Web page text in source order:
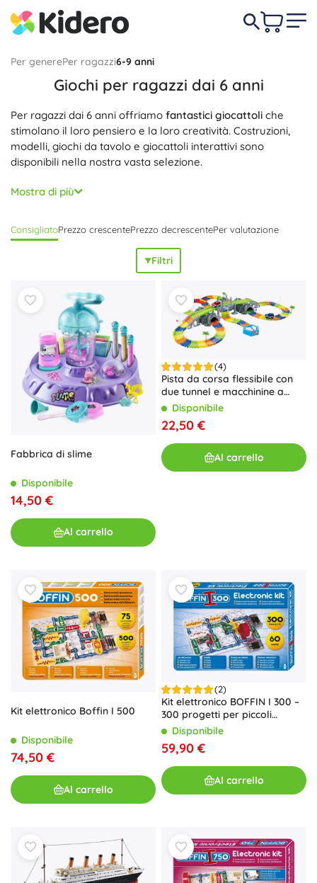
Per generePer ragazzi6-9 anni
Giochi per ragazzi dai 6 anni
Per ragazzi dai 6 anni offriamo fantastici giocattoli che
stimolano il loro pensiero e la loro creatività. Costruzioni,
modelli, giochi da tavolo e giocattoli interattivi sono
disponibili nella nostra vasta selezione.
Tutti i prodotti sono
autonomi o in compagnia di amici. Scopri il regalo perfetto
Mostra di più
ConsigliatoPrezzo crescentePrezzo decrescentePer valutazione
Filtri
Fabbrica di slime
Disponibile
14,50 €
Al carrello
(4)
Pista da corsa flessibile con
due tunnel e macchinine a
batteria
Disponibile
22,50 €
Al carrello
Kit elettronico Boffin I 500
Disponibile
74,50 €
Al carrello
(2)
Kit elettronico BOFFIN I 300 –
300 progetti per piccoli
elettrotecnici
Disponibile
59,90 €
Al carrello